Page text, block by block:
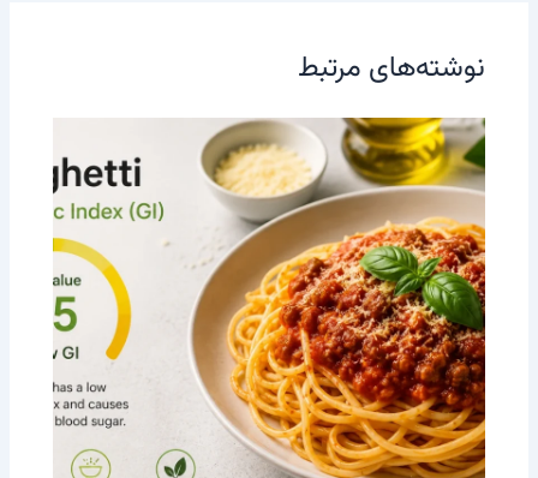
نوشته‌های مرتبط